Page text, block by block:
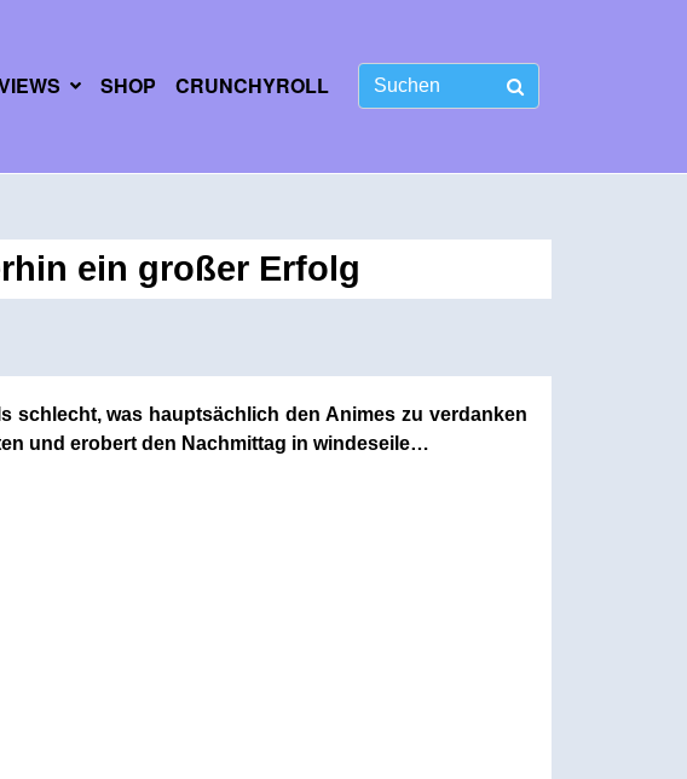
SHOP CRUNCHYROLL
ein großer Erfolg
schlecht, was hauptsächlich den Animes zu verdanken
und erobert den Nachmittag in windeseile…